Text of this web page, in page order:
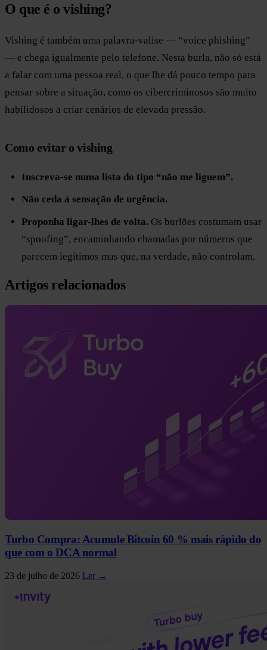
O que é o vishing?
Vishing é também uma palavra-valise — “voice phishing”
— e chega igualmente pelo telefone. Nesta burla, não só está
a falar com uma pessoa real, o que lhe dá pouco tempo para
pensar sobre a situação, como os cibercriminosos são muito
habilidosos a criar cenários de elevada pressão.
Como evitar o vishing
Inscreva-se numa lista do tipo “não me liguem”.
Não ceda à sensação de urgência.
Proponha ligar-lhes de volta.Os burlões costumam usar
“spoofing”, encaminhando chamadas por números que
parecem legítimos mas que, na verdade, não controlam.
Artigos relacionados
Turbo Compra: Acumule Bitcoin 60 % mais rápido do
que com o DCA normal
23 de julho de 2026 Ler →